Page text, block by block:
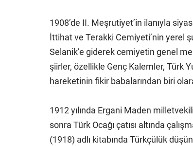
1908’de II. Meşrutiyet’in ilanıyla
İttihat ve Terakki Cemiyeti’nin yerel
Selanik’e giderek cemiyetin genel
şiirler, özellikle Genç Kalemler, Türk
hareketinin fikir babalarından biri
1912 yılında Ergani Maden
sonra Türk Ocağı çatısı altında
(1918) adlı kitabında Türkçülük